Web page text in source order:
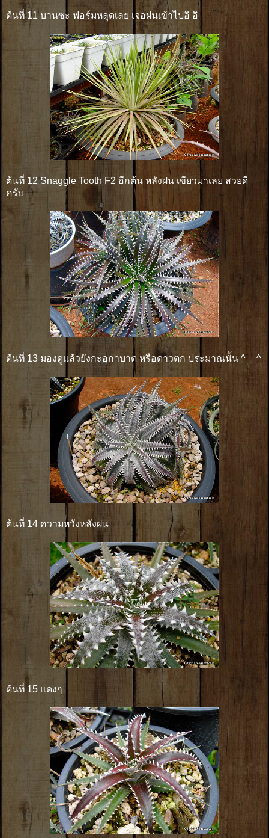
ต้นที่ 11 บานซะ ฟอร์มหลุดเลย เจอฝนเข้าไปอิ อิ
ต้นที่ 12 Snaggle Tooth F2 อีกต้น หลังฝน เขียวมาเลย สวยดี
ครับ
ต้นที่ 13 มองดูแล้วยังกะอุกาบาต หรือดาวตก ประมาณนั้น ^__^
ต้นที่ 14 ความหวังหลังฝน
ต้นที่ 15 แดงๆ